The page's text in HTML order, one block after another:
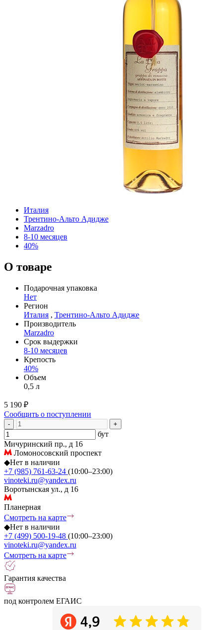
Италия
Трентино-Альто Адидже
Marzadro
8-10 месяцев
40%
О товаре
Подарочная упаковка
Нет
Регион
Италия , Трентино-Альто Адидже
Производитель
Marzadro
Срок выдержки
8-10 месяцев
Крепость
40%
Объем
0,5 л
5 190 ₽
Сообщить о поступлении
- +
бут
Мичуринский пр., д 16
Ломоносовский проспект
◆Нет в наличии
+7 (985) 761-63-24 (10:00–23:00)
vinoteki.ru@yandex.ru
Воротынская ул., д 16
Планерная
Смотреть на карте
◆Нет в наличии
+7 (499) 500-19-48 (10:00–23:00)
vinoteki.ru@yandex.ru
Смотреть на карте
Гарантия качества
под контролем ЕГАИС